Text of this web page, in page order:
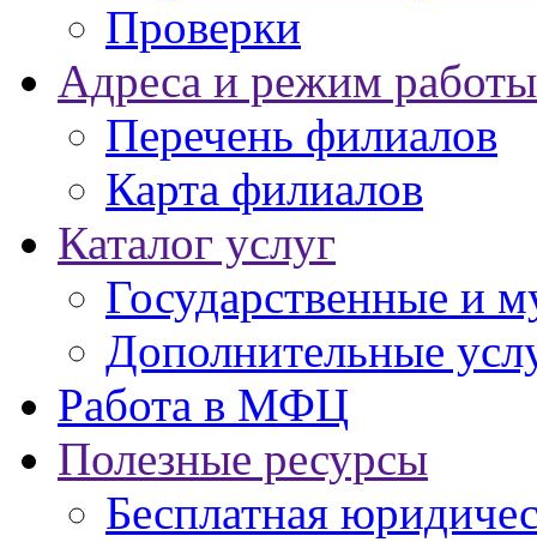
Проверки
Адреса и режим работы
Перечень филиалов
Карта филиалов
Каталог услуг
Государственные и
Дополнительные
Работа в МФЦ
Полезные ресурсы
Бесплатная